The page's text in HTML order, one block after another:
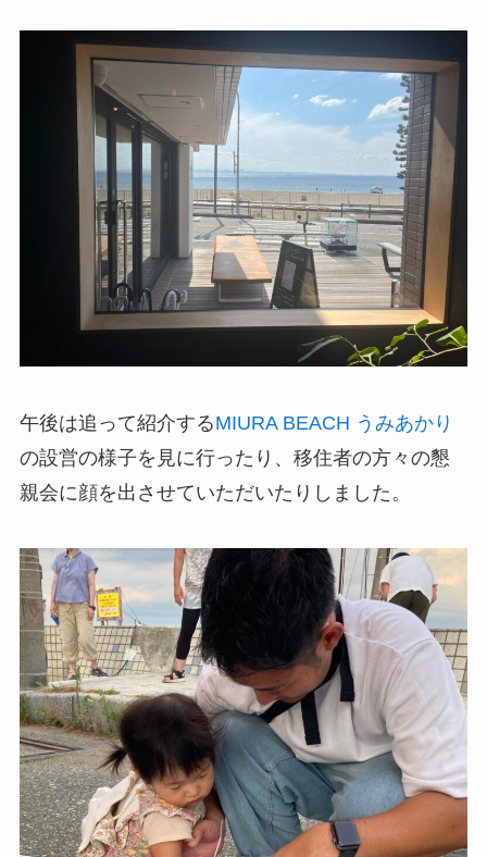
午後は追って紹介するMIURA BEACH うみあかり
の設営の様子を見に行ったり、移住者の方々の懇
親会に顔を出させていただいたりしました。